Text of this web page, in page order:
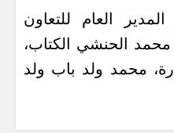
العام للتعاون
محمد الحنشي الكتاب،
محمد ولد باب ولد